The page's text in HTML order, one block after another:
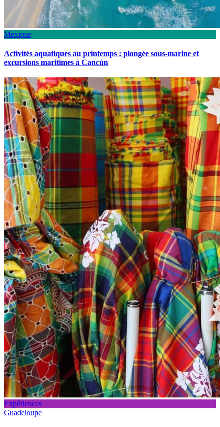
Mexique
Activités aquatiques au printemps : plongée sous-marine et
excursions maritimes à Cancún
Expériences
Guadeloupe